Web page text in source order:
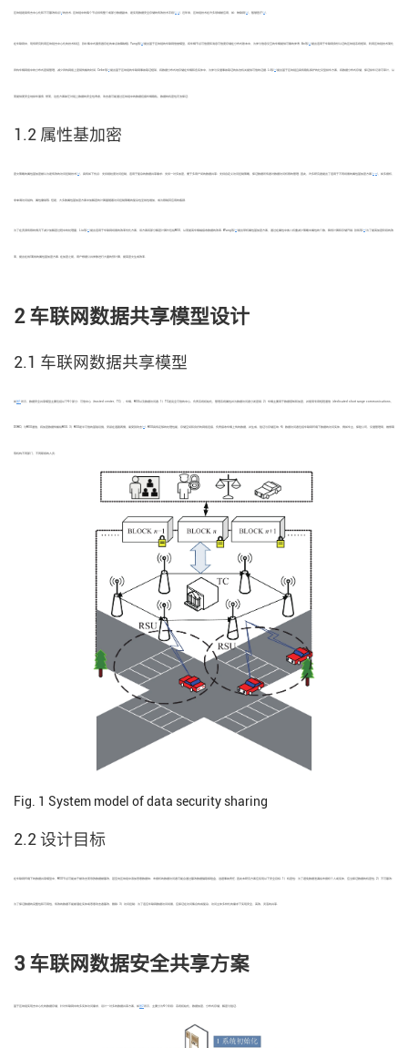
区块链是具有去中心化和不可篡改特点 7 的技术. 区块链中的每个节点持有整个或部分数据副本，是实现数据安全存储的有效技术手段 12 . 近年来，区块链技术在许多领域被应用，如：物联网 13 、智慧医疗 14
在车联网中，现有研究利用区块链去中心化的技术特征，弥补集中式服务器存在的单点故障缺陷. Yang等 15 提出基于区块链的车联网信誉模型，将车辆节点可信度和消息可信度存储在分布式账本中，为参与信息交互的车辆提供可靠的参考. Ao等 16 提出适用于车联网身份认证的区块链系统框架，利用区块链技术简化
异构车辆网络中的分布式密钥管理，减少异构网络上密钥传输的时间. Cebe等 4 提出基于区块链的车联网事故取证框架，将数据分布式地存储在车辆和各实体中，为参与交通事故取证的执法机关提供可信的证据. Li等 17 提出基于区块链且具有隐私保护的社交型拼车方案，将数据分布式存储，保证拼车记录可审计，从
而提供更安全地拼车服务. 然而，这些方案缺乏对链上数据的安全性考虑，攻击者可能通过区块链中的数据挖掘车辆隐私，数据的机密性无法保证.
1.2 属性基加密
密文策略的属性基加密被认为是有效的访问控制技术 10 ，具有如下优点：支持细粒度访问控制，适用于复杂的数据共享需求；支持一对多加密，便于多用户间的数据共享；支持自定义访问控制策略，保证数据所有者对数据访问权限的管理. 因此，许多研究者提出了适用于不同场景的属性基加密方案 18 20 ，如多授权、
非单调访问结构、属性撤销等. 但是，大多数属性基加密方案中加解密的计算量随着访问控制策略的复杂性呈线性增加，成为限制其应用的瓶颈.
为了在资源有限的情况下减少加解密过程中的处理量，Liu等 21 提出适用于车联网场景的效率优化方案，该方案将部分解密计算外包给RSU，从而提高车辆端接收数据的效率. Wang等 22 提出带权属性基加密方案，通过在属性中嵌入权重减少策略中属性的个数，降低计算和存储开销. 张凯等 23 为了提高加密阶段的效
率，提出在线/离线的属性基加密方案. 在加密之前，用户根据公共参数进行大量的预计算，提高密文生成效率.
2 车联网数据共享模型设计
2.1 车联网数据共享模型
如图1 所示，数据安全共享模型主要包括以下4个部分：可信中心（trusted center，TC）、车辆、RSU以及数据访问者. 1）TC是完全可信的中心，负责系统初始化，管理系统属性并为数据访问者分发密钥. 2）车辆主要用于数据感知和加密，并使用专用短程通信（dedicated short range communications，
DSRC）与RSU通信，将加密数据传输给RSU. 3）RSU是半可信的基础设施，安装在道路两侧，易受到攻击 24 . RSU具有足够的处理性能、存储空间和良好的网络连接，负责接收车辆上传的数据，并生成、验证与存储区块. 4）数据访问者包括车联网环境下数据的访问实体，例如车主、保险公司、交通管理局、维修商
等机构不同部门、不同职级的人员.
Fig. 1 System model of data security sharing
2.2 设计目标
在车联网环境下的数据共享模型中，RSU节点可能由于被攻击而导致数据被篡改，甚至向区块链中添加恶意数据块；未授权的数据访问者可能会通过篡改数据骗取保险金、逃避事故责任. 因此本研究方案应实现以下安全目标. 1）机密性：为了避免数据泄漏给未授权个人或实体，应当保证数据的机密性. 2）不可篡改：
为了保证数据的完整性和可用性，有效的数据不能被潜在实体或恶意攻击者篡改、删除. 3）访问控制：为了适应车联网数据访问场景，应保证在访问集合构成复杂、访问主体多样化的需求下实现安全、高效、灵活的共享.
3 车联网数据安全共享方案
基于区块链实现去中心化的数据存储，针对车联网中的多实体访问需求，设计一对多的数据共享方案，如图2 所示，主要分为4个阶段：系统初始化、数据加密、分布式存储、解密与验证.